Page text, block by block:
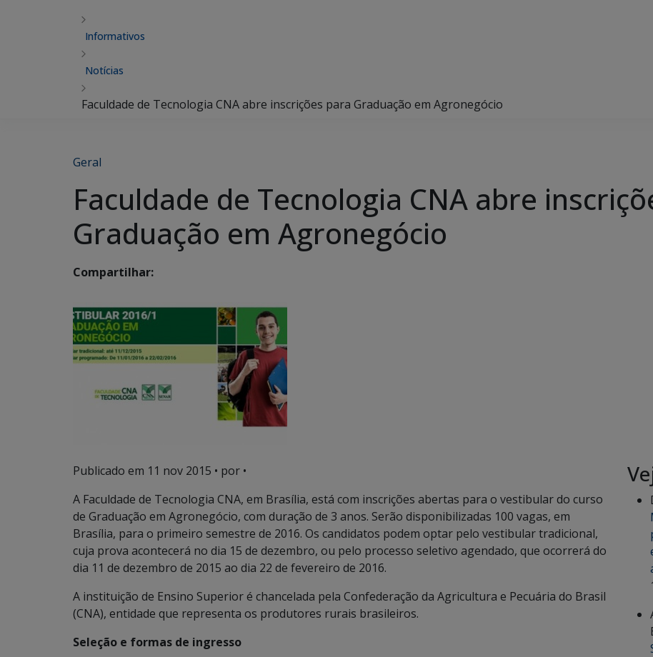
Informativos
Notícias
Faculdade de Tecnologia CNA abre inscrições para Graduação em Agronegócio
Geral
Faculdade de Tecnologia CNA abre
Graduação em Agronegócio
Compartilhar:
Publicado em 11 nov 2015 • por •
A Faculdade de Tecnologia CNA, em Brasília, está com inscrições abertas para o vestibular do curso
de Graduação em Agronegócio, com duração de 3 anos. Serão disponibilizadas 100 vagas, em
Brasília, para o primeiro semestre de 2016. Os candidatos podem optar pelo vestibular tradicional,
cuja prova acontecerá no dia 15 de dezembro, ou pelo processo seletivo agendado, que ocorrerá do
dia 11 de dezembro de 2015 ao dia 22 de fevereiro de 2016.
A instituição de Ensino Superior é chancelada pela Confederação da Agricultura e Pecuária do Brasil
(CNA), entidade que representa os produtores rurais brasileiros.
Seleção e formas de ingresso